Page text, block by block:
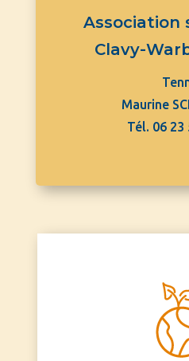
Association
Clavy-
Maurine
Tél. 06 23